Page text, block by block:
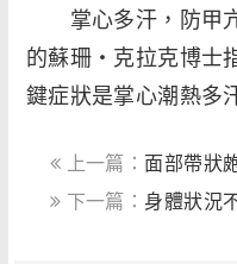
掌心多汗，防甲
的蘇珊・克拉克博士
鍵症狀是掌心潮熱多
上一篇： 面部帶狀
下一篇： 身體狀況